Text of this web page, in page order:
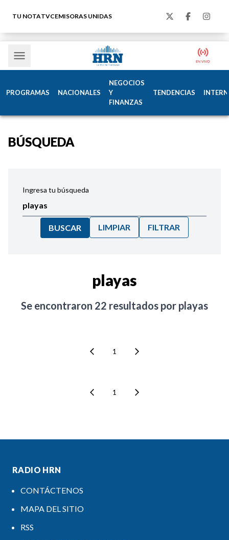
TU NOTATVCEMISORAS UNIDAS
PROGRAMAS NACIONALES
NEGOCIOS
Y
FINANZAS
TENDENCIAS
BÚSQUEDA
Ingresa tu búsqueda
BUSCAR LIMPIAR FILTRAR
playas
Se encontraron 22 resultados por playas
1
1
RADIO HRN
CONTÁCTENOS
MAPA DEL SITIO
RSS